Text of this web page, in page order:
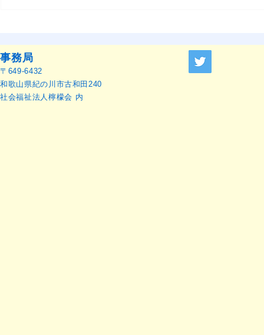
事務局
〒649-6432
和歌山県紀の川市古和田240
社会福祉法人檸檬会 内